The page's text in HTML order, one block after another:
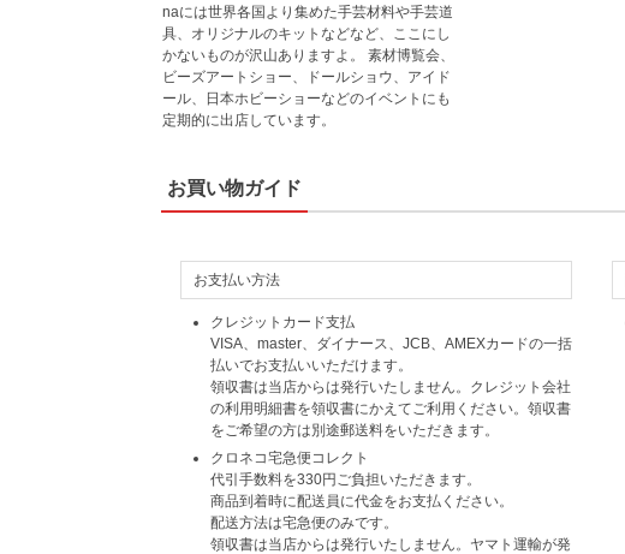
naには世界各国より集めた手芸材料や手芸道
具、オリジナルのキットなどなど、ここにし
かないものが沢山ありますよ。 素材博覧会、
ビーズアートショー、ドールショウ、アイド
ール、日本ホビーショーなどのイベントにも
定期的に出店しています。
お買い物ガイド
お支払い方法
クレジットカード支払
VISA、master、ダイナース、JCB、AMEXカードの一括
払いでお支払いいただけます。
領収書は当店からは発行いたしません。クレジット会社
の利用明細書を領収書にかえてご利用ください。領収書
をご希望の方は別途郵送料をいただきます。
クロネコ宅急便コレクト
代引手数料を330円ご負担いただきます。
商品到着時に配送員に代金をお支払ください。
配送方法は宅急便のみです。
領収書は当店からは発行いたしません。ヤマト運輸が発